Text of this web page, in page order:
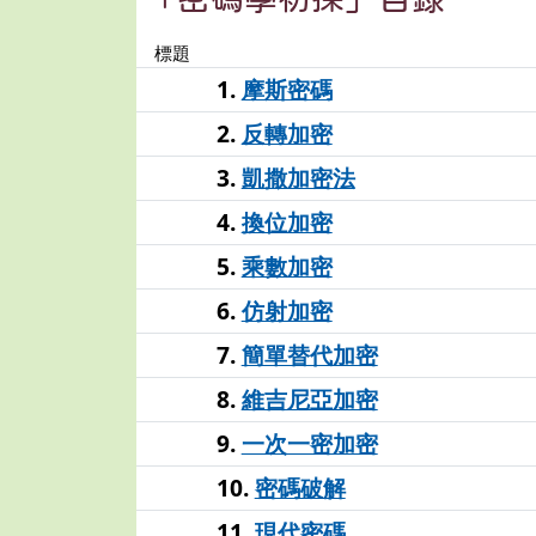
「密碼學初探」目錄
標題
1. 摩斯密碼
2. 反轉加密
3.凱撒加密法
4.換位加密
5.乘數加密
6.仿射加密
7.簡單替代加密
8.維吉尼亞加密
9.一次一密加密
10.密碼破解